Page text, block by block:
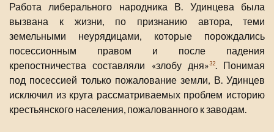
Работа либерального народника В. Удинцева была
вызвана к жизни, по признанию автора, теми
земельными неурядицами, которые порождались
посессионным правом и после падения
крепостничества составляли «злобу дня»32. Понимая
под посессией только пожалование земли, В. Удинцев
исключил из круга рассматриваемых проблем историю
крестьянского населения, пожалованного к заводам.